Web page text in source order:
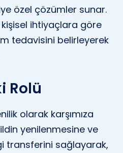
özel çözümler sunar.
ihtiyaçlara göre
tedavisini belirleyerek
Rolü
olarak karşımıza
yenilenmesine ve
transferini sağlayarak,